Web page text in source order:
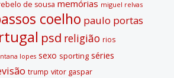
de sousa memórias miguel relvas
coelho paulo portas
psd religião rios
lopes sexo sporting séries
trump vitor gaspar